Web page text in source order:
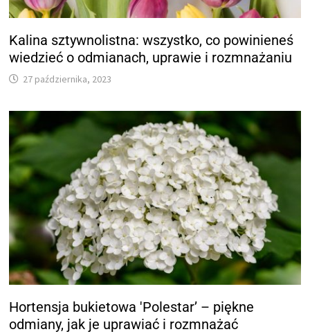
Kalina sztywnolistna: wszystko, co powinieneś
wiedzieć o odmianach, uprawie i rozmnażaniu
27 października, 2023
Hortensja bukietowa 'Polestar’ – piękne
odmiany, jak je uprawiać i rozmnażać